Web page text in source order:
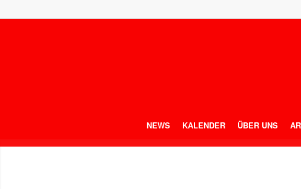
NEWS KALENDER ÜBER UNS